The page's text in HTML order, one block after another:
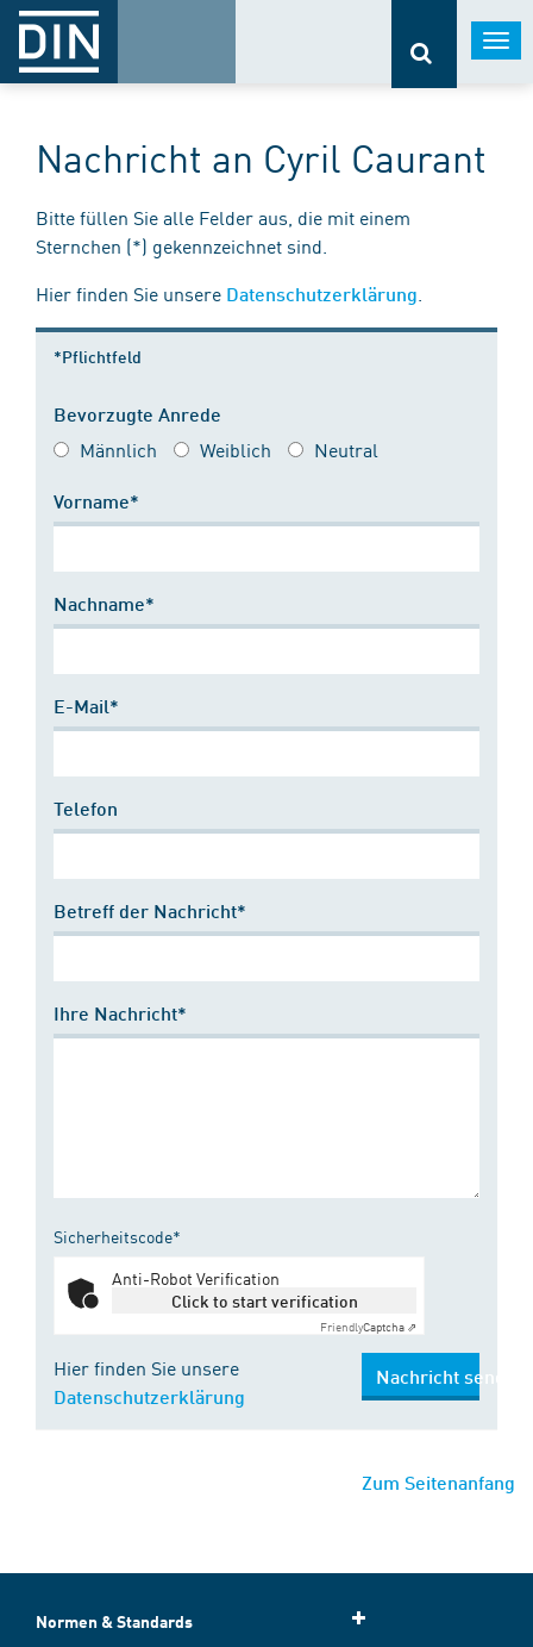
Nachricht an Cyril Caurant
Bitte füllen Sie alle Felder aus, die mit einem
Sternchen (*) gekennzeichnet sind.
Hier finden Sie unsere Datenschutzerklärung
*Pflichtfeld
Bevorzugte Anrede
Männlich Weiblich Neutral
Vorname*
Nachname*
E-Mail*
Telefon
Betreff der Nachricht*
Ihre Nachricht*
Sicherheitscode*
Anti-Robot Verification
Click to start verification
FriendlyCaptcha ⇗
Hier finden Sie unsere
Datenschutzerklärung
Nachricht senden
Zum Seitenanfang
Normen & Standards